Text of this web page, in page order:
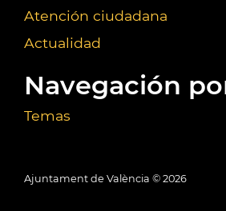
Atención ciudadana
Actualidad
Navegación
Temas
Ajuntament de València © 2026